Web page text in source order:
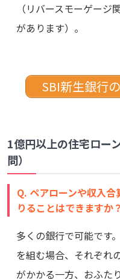
（リバースモーゲー
があります）。
SBI新生銀行
1億円以上の住宅ロー
問）
Q. ペアローンや収入
りることはできますか？
多くの銀行で可能です
を組む場合、それぞれ
がかかる一方、おふた